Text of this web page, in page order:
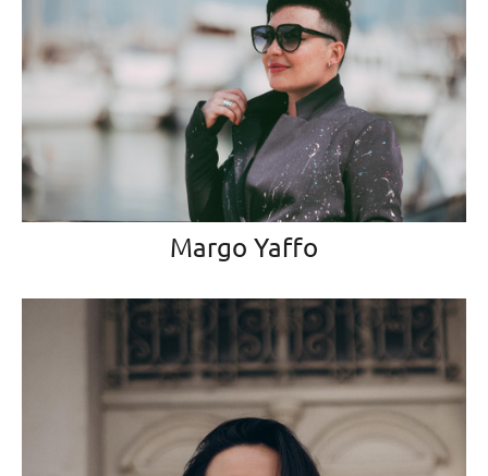
Margo Yaffo